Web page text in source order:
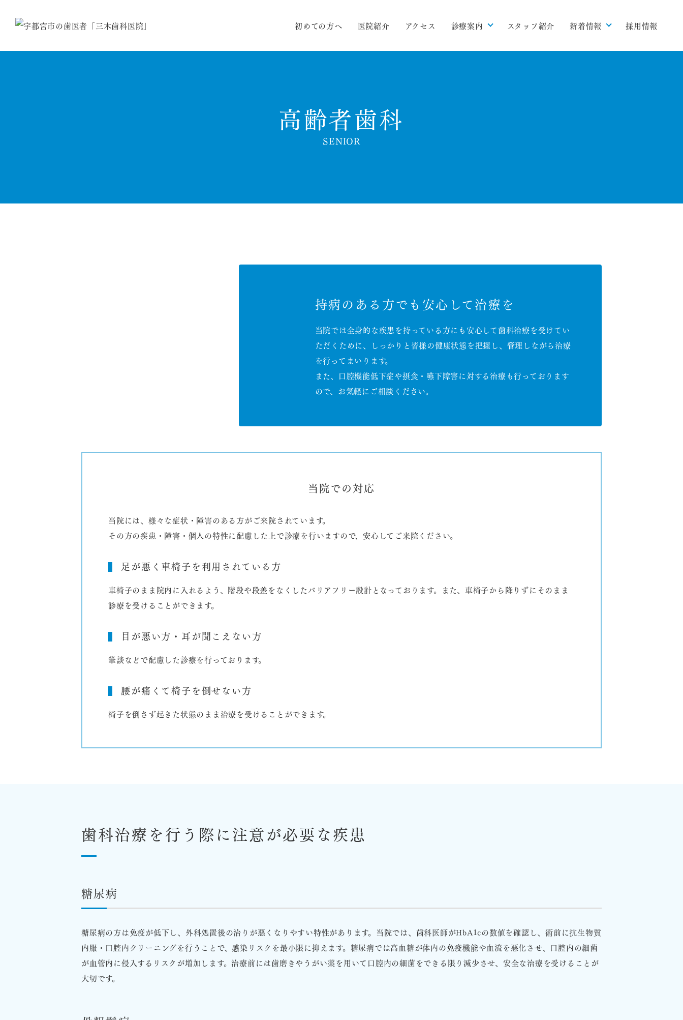
初めての方へ 医院紹介 アクセス 診療案内 スタッフ紹介 新着情報 採用情報
高齢者歯科
SENIOR
持病のある方でも 安心して治療を
当院では全身的な疾患を持っている方にも安心して歯科治療を受けてい
ただくために、しっかりと皆様の健康状態を把握し、管理しながら治療
を行ってまいります。
また、口腔機能低下症や摂食・嚥下障害に対する治療も行っております
ので、お気軽にご相談ください。
当院での対応
当院には、様々な症状・障害のある方がご来院されています。
その方の疾患・障害・個人の特性に配慮した上で診療を行いますので、安心してご来院ください。
足が悪く車椅子を利用されている方
車椅子のまま院内に入れるよう、階段や段差をなくしたバリアフリー設計となっております。また、車椅子から降りずにそのまま
診療を受けることができます。
目が悪い方・耳が聞こえない方
筆談などで配慮した診療を行っております。
腰が痛くて椅子を倒せない方
椅子を倒さず起きた状態のまま治療を受けることができます。
歯科治療を行う際に注意が必要な疾患
糖尿病
糖尿病の方は免疫が低下し、外科処置後の治りが悪くなりやすい特性があります。当院では、歯科医師がHbA1cの数値を確認し、術前に抗生物質
内服・口腔内クリーニングを行うことで、感染リスクを最小限に抑えます。糖尿病では高血糖が体内の免疫機能や血流を悪化させ、口腔内の細菌
が血管内に侵入するリスクが増加します。治療前には歯磨きやうがい薬を用いて口腔内の細菌をできる限り減少させ、安全な治療を受けることが
大切です。